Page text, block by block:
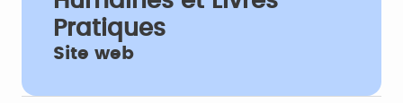
Pratiques
Site web